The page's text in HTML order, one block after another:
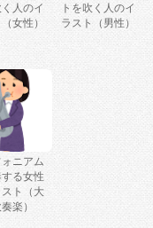
く人のイ
女性）
トを吹く人のイ
ラスト（男性）
ニアム
る女性
ト（大
楽）